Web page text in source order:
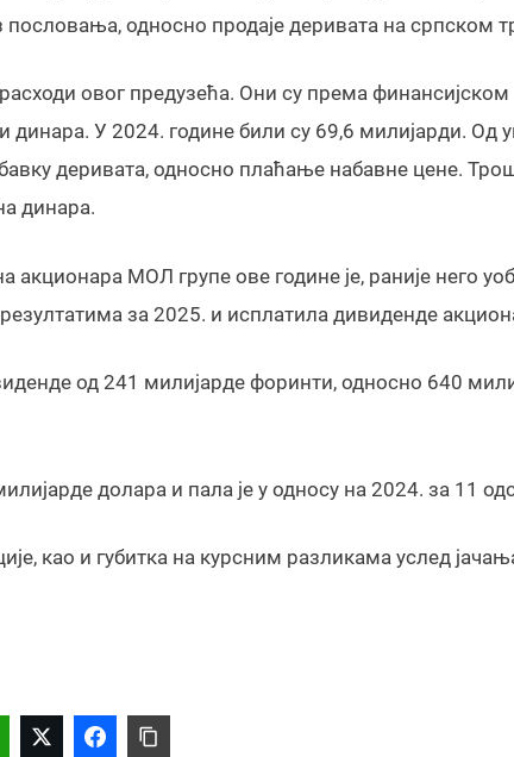
односно продаје деривата на српском
овог предузећа. Они су према финансијском
динара. У 2024. године били су 69,6 милијарди. Од
деривата, односно плаћање набавне цене.
динара.
МОЛ групе ове године је, раније него
за 2025. и исплатила дивиденде
од 241 милијарде форинти, односно 640
долара и пала је у односу на 2024. за 11
као и губитка на курсним разликама услед